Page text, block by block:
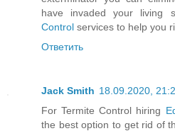
have invaded your living
Control services to help you
Ответить
Jack Smith 18.09.2020,
For Termite Control hiring
the best option to get rid of